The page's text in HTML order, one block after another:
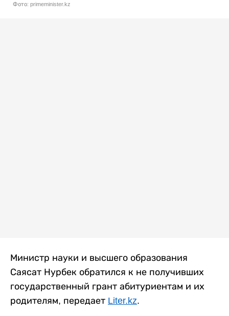
Фото: primeminister.kz
Министр науки и высшего образования
Саясат Нурбек обратился к не получивших
государственный грант абитуриентам и их
родителям, передает Liter.kz.